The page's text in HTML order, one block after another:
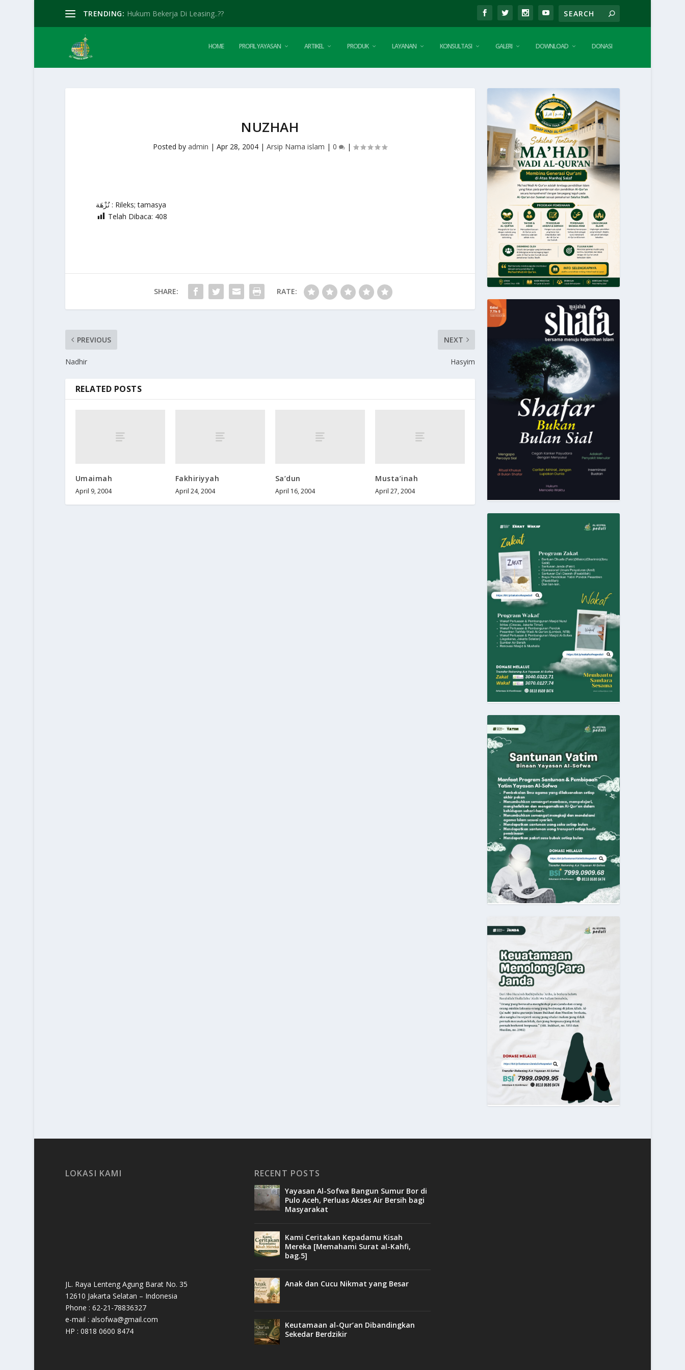
TRENDING: Hukum Bekerja Di Leasing..??
HOME PROFIL YAYASAN ARTIKEL PRODUK LAYANAN KONSULTASI GALERI DOWNLOAD DONASI
NUZHAH
Posted byadmin |Apr 28, 2004 |Arsip Nama islam |0 |
نُزْهَة : Rileks; tamasya
Telah Dibaca: 408
SHARE: RATE:
PREVIOUS
Nadhir
NEXT
Hasyim
RELATED POSTS
Umaimah
April 9, 2004
Fakhiriyyah
April 24, 2004
Sa’dun
April 16, 2004
Musta’inah
April 27, 2004
LOKASI KAMI
JL. Raya Lenteng Agung Barat No. 35
12610 Jakarta Selatan – Indonesia
Phone : 62-21-78836327
e-mail : alsofwa@gmail.com
HP : 0818 0600 8474
RECENT POSTS
Yayasan Al-Sofwa Bangun Sumur Bor di
Pulo Aceh, Perluas Akses Air Bersih bagi
Masyarakat
Kami Ceritakan Kepadamu Kisah
Mereka [Memahami Surat al-Kahfi,
bag.5]
Anak dan Cucu Nikmat yang Besar
Keutamaan al-Qur’an Dibandingkan
Sekedar Berdzikir